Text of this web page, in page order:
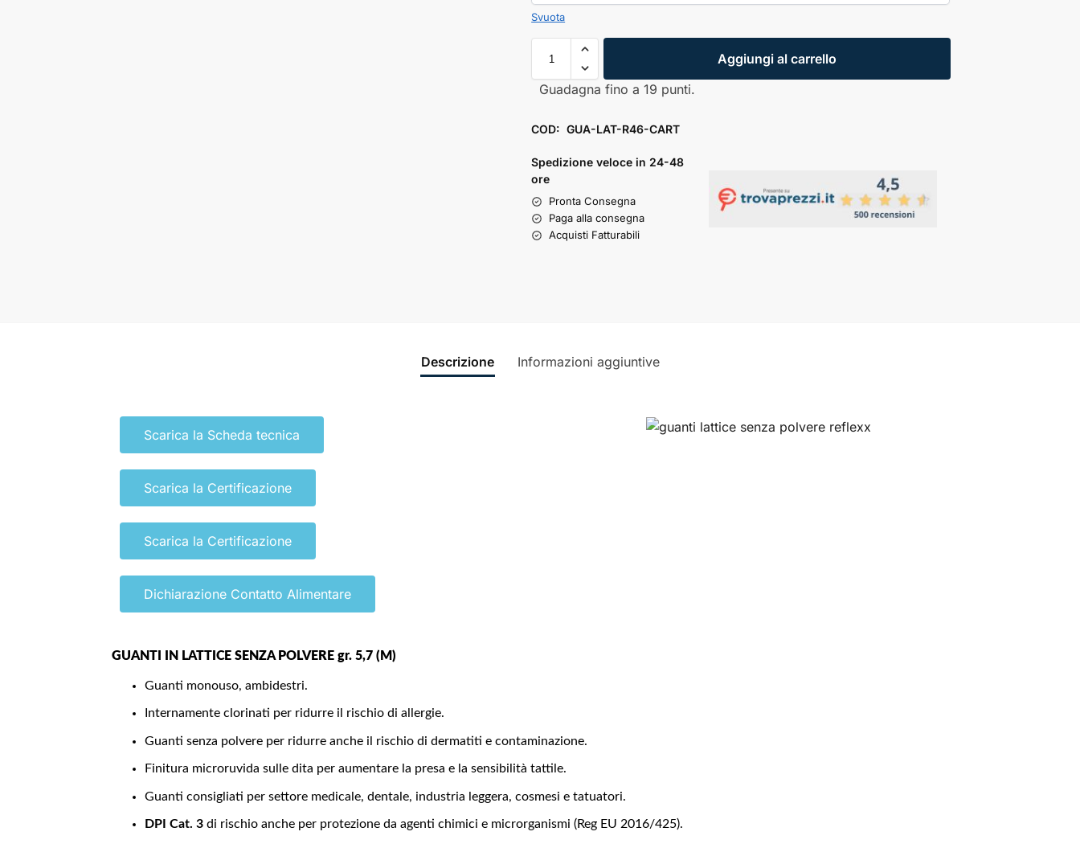
Svuota
Aggiungi al carrello
Guadagna fino a 19 punti.
COD: GUA-LAT-R46-CART
Spedizione veloce in 24-48
ore
Pronta Consegna
Paga alla consegna
Acquisti Fatturabili
Descrizione Informazioni aggiuntive
Scarica la Scheda tecnica
Scarica la Certificazione
Scarica la Certificazione
Dichiarazione Contatto Alimentare
GUANTI IN LATTICE SENZA POLVERE gr. 5,7 (M)
Guanti monouso, ambidestri.
Internamente clorinati per ridurre il rischio di allergie.
Guanti senza polvere per ridurre anche il rischio di dermatiti e contaminazione.
Finitura microruvida sulle dita per aumentare la presa e la sensibilità tattile.
Guanti consigliati per settore medicale, dentale, industria leggera, cosmesi e tatuatori.
DPI Cat. 3di rischio anche per protezione da agenti chimici e microrganismi (Reg EU 2016/425).